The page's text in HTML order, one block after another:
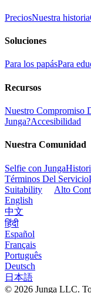
PreciosNuestra historia
Soluciones
Para los papásPara
Recursos
Nuestro Compromiso
Junga?Accesibilidad
Nuestra Comunidad
Selfie con Junga
Términos Del Servicio
Suitability
Alto
English
中文
हिंदी
Español
Français
Português
Deutsch
日本語
© 2026 Junga LLC.